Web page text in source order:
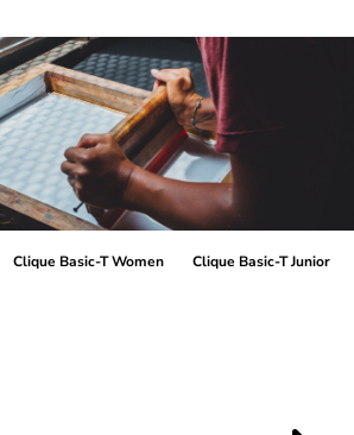
Clique Basic-T Women Clique Basic-T Junior